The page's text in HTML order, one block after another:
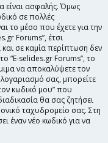
είναι ασφαλής. Όμως
σε πολλές
το μέσο που έχετε για την
Forums”, έτσι
σε καμία περίπτωση δεν
“E-selides.gr Forums”, το
να αποκαλύψετε τον
σας, μπορείτε
κωδικό μου” που
θα σας ζητήσει
ταχυδρομείο σας. Στη
έναν νέο κωδικό για να